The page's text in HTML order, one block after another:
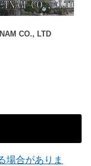
CO., LTD
場合がありま